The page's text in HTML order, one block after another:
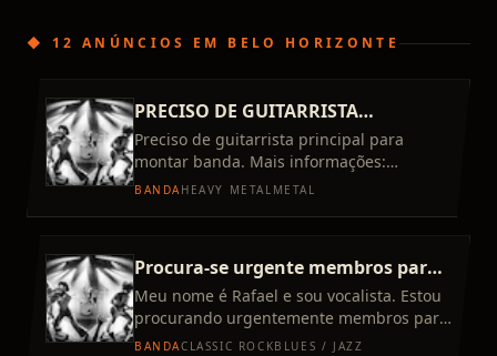
◆ 12 ANÚNCIOS EM BELO HORIZONTE
PRECISO DE GUITARRISTA
PRINCIPAL
Preciso de guitarrista principal para
montar banda. Mais informações:
@luizh.menezes
BANDAHEAVY METAL METAL
Procura-se urgente membros para
banda cover de rolling stones em
BH
Meu nome é Rafael e sou vocalista. Estou
procurando urgentemente membros para
fazermos uma banda cover de rolling
BANDACLASSIC ROCKBLUES / JAZZ